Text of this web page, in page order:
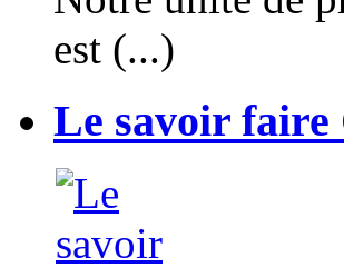
est (...)
Le savoir faire